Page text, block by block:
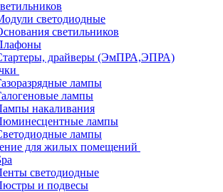
светодиодные
светильников
драйверы (ЭмПРА,ЭПРА)
лампы
лампы
накаливания
лампы
лампы
для жилых помещений
светодиодные
и подвесы